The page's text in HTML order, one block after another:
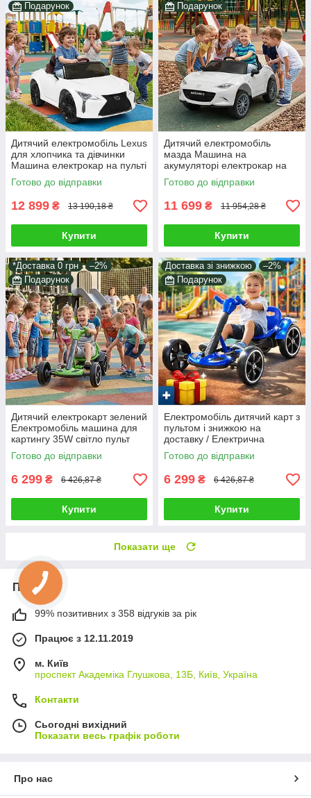
Подарунок
Дитячий електромобіль Lexus
для хлопчика та дівчинки
Машина електрокар на пульті
світло звук у комплекті
подарунок
Готово до відправки
12 899 ₴ 13 190,18 ₴
Купити
Подарунок
Дитячий електромобіль
мазда Машина на
акумуляторі електрокар на
пульті білий 4*25W світло звук
у наборі подарунок
Готово до відправки
11 699 ₴ 11 954,28 ₴
Купити
*Доставка 0 грн
–2%
Подарунок
Дитячий електрокарт зелений
Електромобіль машина для
картингу 35W світло пульт
керування в комплекті
подарунок
Готово до відправки
6 299 ₴ 6 426,87 ₴
Купити
Доставка зі знижкою
–2%
Подарунок
Електромобіль дитячий карт з
пультом і знижкою на
доставку / Електрична
машинка-каталка Синій 35W
EVA світло музика
Готово до відправки
6 299 ₴ 6 426,87 ₴
Купити
Показати ще
Про нас
99% позитивних з 358 відгуків за рік
Працює з 12.11.2019
м. Київ
проспект Академіка Глушкова, 13Б, Київ, Україна
Контакти
Сьогодні вихідний
Показати весь графік роботи
Про нас